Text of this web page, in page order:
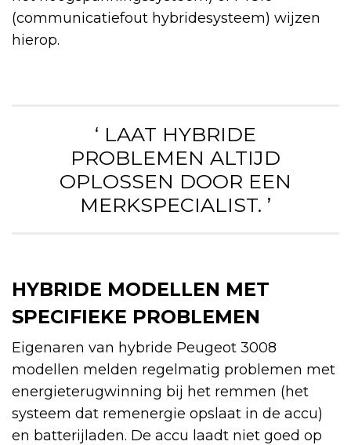
(communicatiefout hybridesysteem) wijzen
hierop.
‘ LAAT HYBRIDE
PROBLEMEN ALTIJD
OPLOSSEN DOOR EEN
MERKSPECIALIST. ’
HYBRIDE MODELLEN MET
SPECIFIEKE PROBLEMEN
Eigenaren van hybride Peugeot 3008
modellen melden regelmatig problemen met
energieterugwinning bij het remmen (het
systeem dat remenergie opslaat in de accu)
en batterijladen. De accu laadt niet goed op